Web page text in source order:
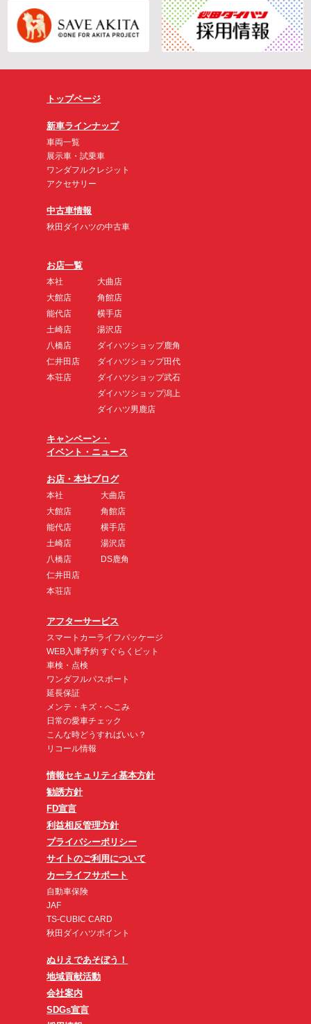
トップページ
新車ラインナップ
車両一覧
展示車・試乗車
ワンダフルクレジット
アクセサリー
中古車情報
秋田ダイハツの中古車
お店一覧
本社
大館店
能代店
土崎店
八橋店
仁井田店
本荘店
大曲店
角館店
横手店
湯沢店
ダイハツショップ鹿角
ダイハツショップ田代
ダイハツショップ武石
ダイハツショップ潟上
ダイハツ男鹿店
キャンペーン・
イベント・ニュース
お店・本社ブログ
本社
大館店
能代店
土崎店
八橋店
仁井田店
本荘店
大曲店
角館店
横手店
湯沢店
DS鹿角
アフターサービス
スマートカーライフパッケージ
WEB入庫予約 すぐらくピット
車検・点検
ワンダフルパスポート
延長保証
メンテ・キズ・へこみ
日常の愛車チェック
こんな時どうすればいい？
リコール情報
情報セキュリティ基本方針
勧誘方針
FD宣言
利益相反管理方針
プライバシーポリシー
サイトのご利用について
カーライフサポート
自動車保険
JAF
TS-CUBIC CARD
秋田ダイハツポイント
ぬりえであそぼう！
地域貢献活動
会社案内
SDGs宣言